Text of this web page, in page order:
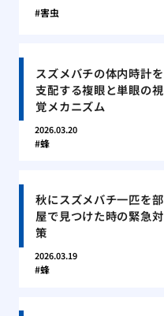
害虫
スズメバチの体内時計を
支配する複眼と単眼の視
覚メカニズム
2026.03.20
蜂
秋にスズメバチ一匹を部
屋で見つけた時の緊急対
策
2026.03.19
蜂